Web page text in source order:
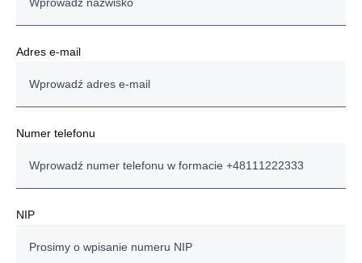
Adres e-mail
Numer telefonu
NIP